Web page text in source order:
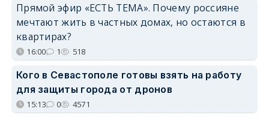
Прямой эфир «ЕСТЬ ТЕМА». Почему россияне
мечтают жить в частных домах, но остаются в
квартирах?
16:00 1 518
Кого в Севастополе готовы взять на работу
для защиты города от дронов
15:13 0 4571